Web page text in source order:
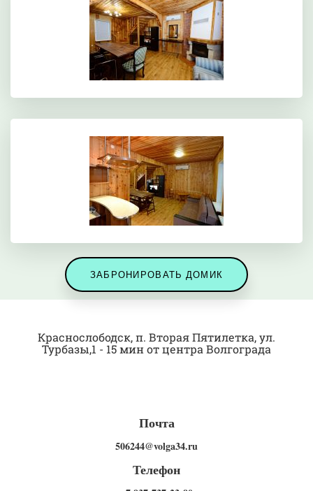
ЗАБРОНИРОВАТЬ ДОМИК
Краснослободск, п. Вторая Пятилетка, ул.
Турбазы,1 - 15 мин от центра Волгограда
Почта
506244@volga34.ru
Телефон